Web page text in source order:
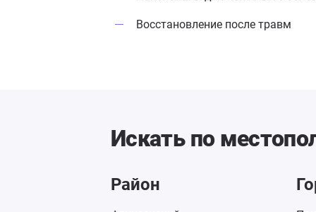
Восстановление после травм
Искать по
Район